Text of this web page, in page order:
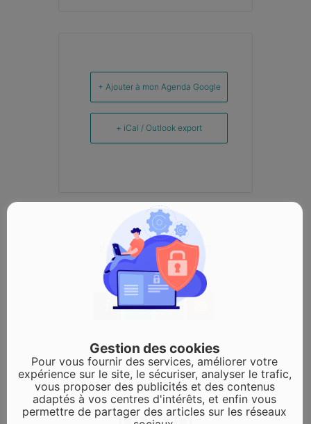
+ Ajouter à mon Agenda Google
+ iCal / Outlook export
PARTAGEZ CET ÉVÉNEMENT
Gestion des cookies
Pour vous fournir des services, améliorer votre
expérience sur le site, le sécuriser, analyser le trafic,
vous proposer des publicités et des contenus
adaptés à vos centres d'intérêts, et enfin vous
permettre de partager des articles sur les réseaux